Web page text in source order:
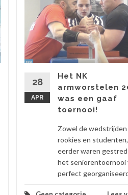
28
APR
Het NK
armworstelen
was een gaaf
toernooi!
Zowel de wedstrijden
rookies en
eerder waren
het seniorentoernooi
perfect